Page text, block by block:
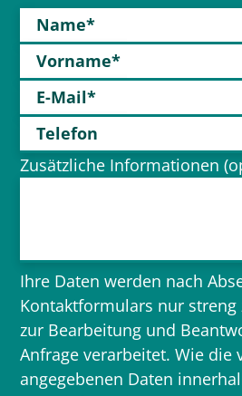
Name*
Vorname*
E-Mail*
Telefon
Zusätzliche Informationen
Ihre Daten werden nach
Kontaktformulars nur streng
zur Bearbeitung und
Anfrage verarbeitet. Wie die
angegebenen Daten